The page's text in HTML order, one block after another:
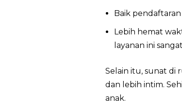
Baik
Lebih hemat
layanan ini
Selain itu, sunat di
dan lebih intim.
anak.